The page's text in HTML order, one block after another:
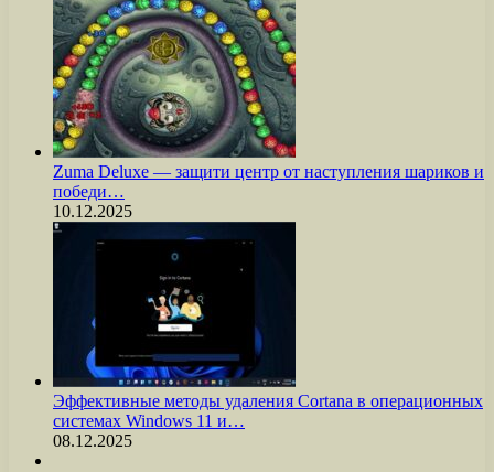
Zuma Deluxe — защити центр от наступления шариков и
победи…
10.12.2025
Эффективные методы удаления Cortana в операционных
системах Windows 11 и…
08.12.2025